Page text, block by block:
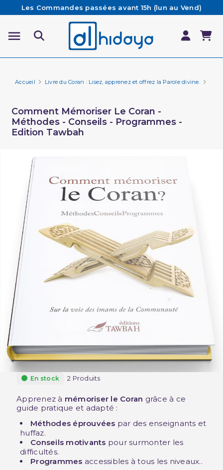
Les Commandes passées avant 15h (lun au Vend)
sont préparées et expédiées le jour même
Besoin d'aide ? Retrouvez notre FAQ
Livraison offerte à partir de 65€ d'achat*
Accueil Livre du Coran : Lisez, apprenez et offrez la Parole divine.
Comment Mémoriser Le Coran -
Méthodes - Conseils - Programmes -
Edition Tawbah
En stock 2 Produits
Apprenez à mémoriser le Coran grâce à ce
guide pratique et adapté :
Méthodes éprouvées par des enseignants et
huffaz.
Conseils motivants pour surmonter les
difficultés.
Programmes accessibles à tous les niveaux..